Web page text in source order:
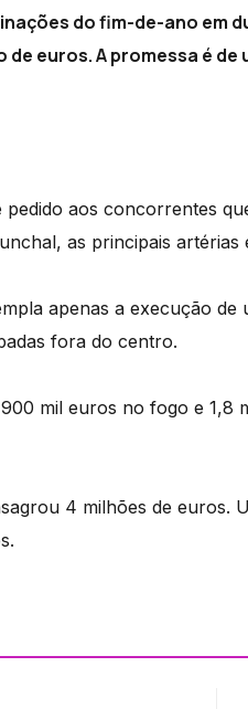
do fim-de-ano em
euros. A promessa é
aos concorrentes
as principais artérias
apenas a execução de
fora do centro.
mil euros no fogo e 1,8
4 milhões de euros.